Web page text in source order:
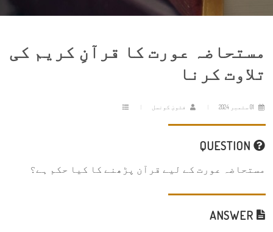
مستحاضہ عورت کا قرآنِ کریم کی
تلاوت کرنا
فتویٰ کونسل
مستحاضہ عورت کے لیے قرآن پڑھنے کا کیا حکم ہے؟